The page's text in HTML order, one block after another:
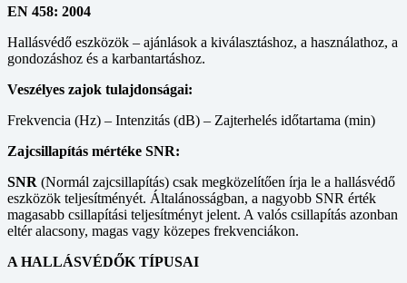
EN 458: 2004
Hallásvédő eszközök – ajánlások a kiválasztáshoz, a használathoz, a
gondozáshoz és a karbantartáshoz.
Veszélyes zajok tulajdonságai:
Frekvencia (Hz) – Intenzitás (dB) – Zajterhelés időtartama (min)
Zajcsillapítás mértéke SNR:
SNR (Normál zajcsillapítás) csak megközelítően írja le a hallásvédő
eszközök teljesítményét. Általánosságban, a nagyobb SNR érték
magasabb csillapítási teljesítményt jelent. A valós csillapítás azonban
eltér alacsony, magas vagy közepes frekvenciákon.
A HALLÁSVÉDŐK TÍPUSAI